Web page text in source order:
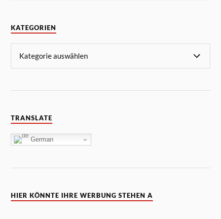
KATEGORIEN
TRANSLATE
German
HIER KÖNNTE IHRE WERBUNG STEHEN A